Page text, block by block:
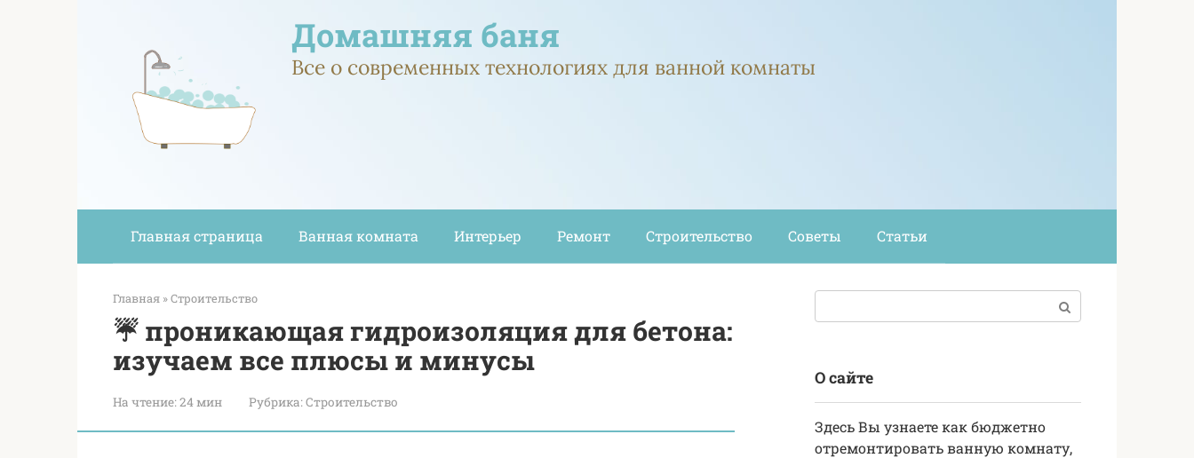
Домашняя баня
Все о современных технологиях для ванной комнаты
Главная страница Ванная комната Интерьер Ремонт Строительство Советы Статьи
Главная »Строительство
☔️ проникающая гидроизоляция для бетона:
изучаем все плюсы и минусы
На чтение:24 мин Рубрика:Строительство
О сайте
Здесь Вы узнаете как бюджетно
отремонтировать ванную комнату,